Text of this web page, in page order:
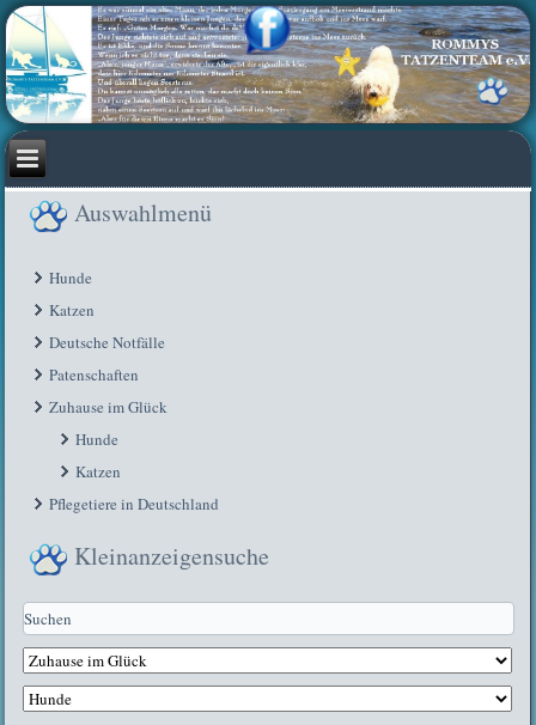
Auswahlmenü
Hunde
Katzen
Deutsche Notfälle
Patenschaften
Zuhause im Glück
Hunde
Katzen
Pflegetiere in Deutschland
Kleinanzeigensuche